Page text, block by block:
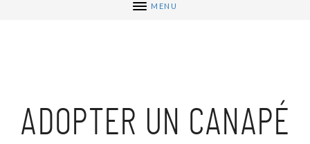
MENU
ADOPTER UN CANAPÉ